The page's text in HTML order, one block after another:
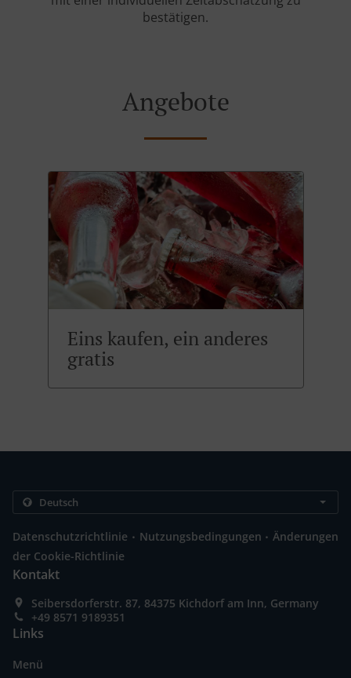
bestätigen.
Angebote
Eins kaufen, ein anderes
gratis
Datenschutzrichtlinie . Nutzungsbedingungen . Änderungen
der Cookie-Richtlinie
Kontakt
Seibersdorferstr. 87, 84375 Kichdorf am Inn, Germany
+49 8571 9189351
Links
Menü